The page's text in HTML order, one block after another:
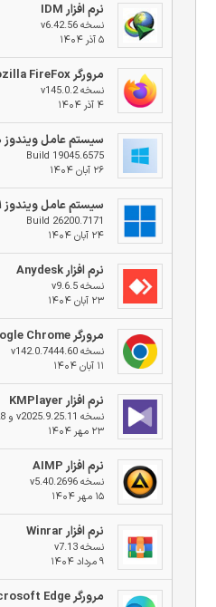
نرم افزار IDM
نسخه v6.42.56
۵ آذر ۱۴۰۴
مرورگر Mozilla FireFox
نسخه v145.0.2
۴ آذر ۱۴۰۴
سیستم عامل ویندوز ۱۰
Build 19045.6575
۲۶ آبان ۱۴۰۴
سیستم عامل ویندوز ۱۱
Build 26200.7171
۲۴ آبان ۱۴۰۴
نرم افزار Anydesk
نسخه v9.6.5
۲۳ آبان ۱۴۰۴
مرورگر Google Chrome
نسخه v142.0.7444.60
۱۱ آبان ۱۴۰۴
نرم افزار KMPlayer
نسخه v2025.9.25.11 و v4.2.3.28
۲۳ مهر ۱۴۰۴
نرم افزار AIMP
نسخه v5.40.2696
۱۵ مهر ۱۴۰۴
نرم افزار Winrar
نسخه v7.13
۹ مرداد ۱۴۰۴
مرورگر Microsoft Edge